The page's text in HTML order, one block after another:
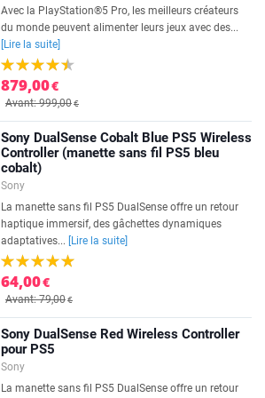
Avec la PlayStation®5 Pro, les meilleurs créateurs
du monde peuvent alimenter leurs jeux avec des...
[Lire la suite]
879,00€
Avant: 999,00€
Sony DualSense Cobalt Blue PS5 Wireless
Controller (manette sans fil PS5 bleu
cobalt)
Sony
La manette sans fil PS5 DualSense offre un retour
haptique immersif, des gâchettes dynamiques
adaptatives...
[Lire la suite]
64,00€
Avant: 79,00€
Sony DualSense Red Wireless Controller
pour PS5
Sony
La manette sans fil PS5 DualSense offre un retour